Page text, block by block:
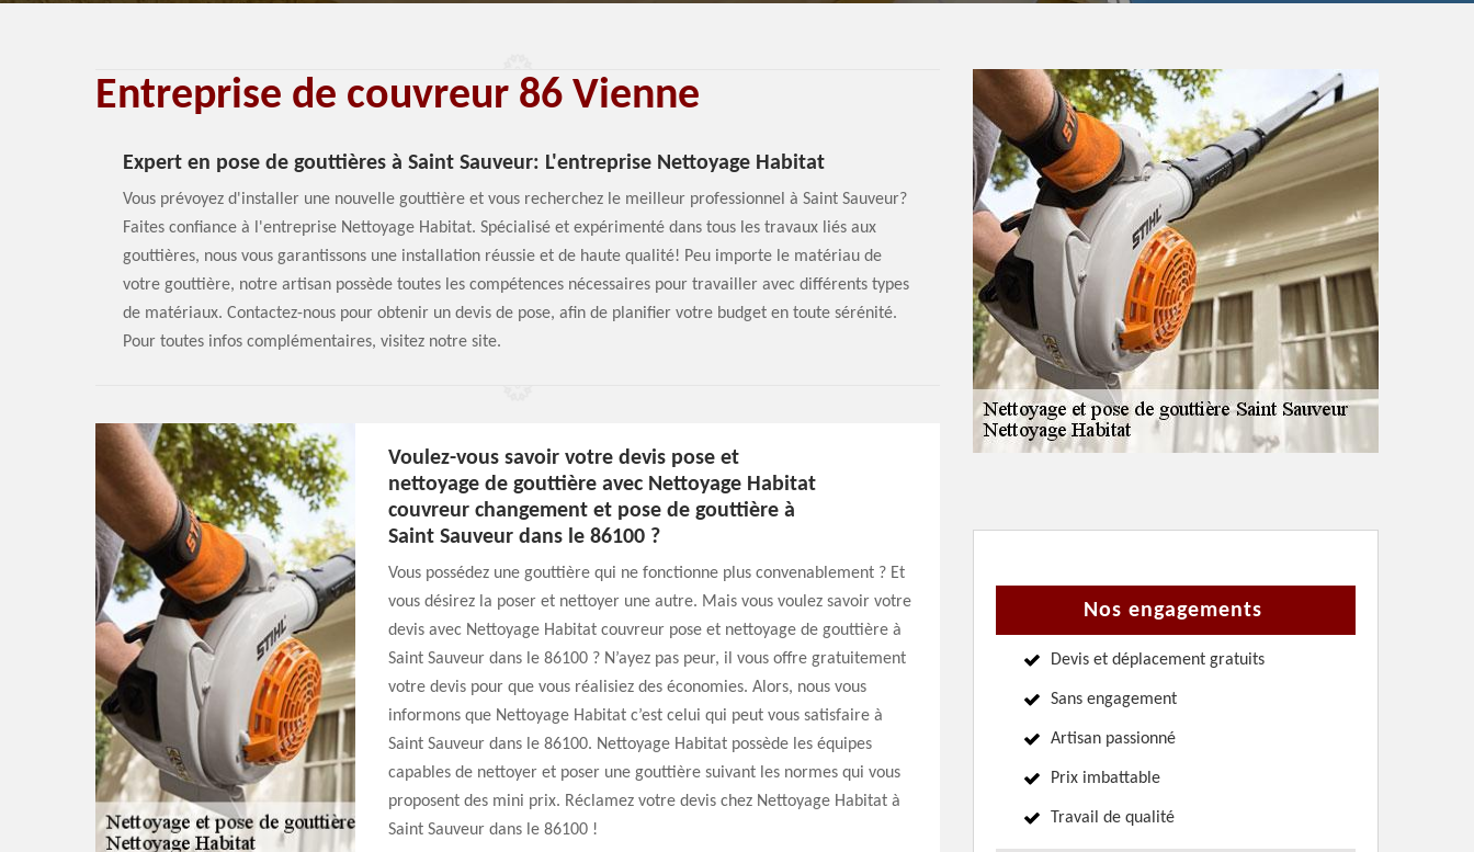
Entreprise de couvreur 86 Vienne
Expert en pose de gouttières à Saint Sauveur: L'entreprise Nettoyage Habitat
Vous prévoyez d'installer une nouvelle gouttière et vous recherchez le meilleur professionnel à Saint Sauveur?
Faites confiance à l'entreprise Nettoyage Habitat. Spécialisé et expérimenté dans tous les travaux liés aux
gouttières, nous vous garantissons une installation réussie et de haute qualité! Peu importe le matériau de
votre gouttière, notre artisan possède toutes les compétences nécessaires pour travailler avec différents types
de matériaux. Contactez-nous pour obtenir un devis de pose, afin de planifier votre budget en toute sérénité.
Pour toutes infos complémentaires, visitez notre site.
Voulez-vous savoir votre devis pose et
nettoyage de gouttière avec Nettoyage Habitat
couvreur changement et pose de gouttière à
Saint Sauveur dans le 86100 ?
Vous possédez une gouttière qui ne fonctionne plus convenablement ? Et
vous désirez la poser et nettoyer une autre. Mais vous voulez savoir votre
devis avec Nettoyage Habitat couvreur pose et nettoyage de gouttière à
Saint Sauveur dans le 86100 ? N’ayez pas peur, il vous offre gratuitement
votre devis pour que vous réalisiez des économies. Alors, nous vous
informons que Nettoyage Habitat c’est celui qui peut vous satisfaire à
Saint Sauveur dans le 86100. Nettoyage Habitat possède les équipes
capables de nettoyer et poser une gouttière suivant les normes qui vous
proposent des mini prix. Réclamez votre devis chez Nettoyage Habitat à
Saint Sauveur dans le 86100 !
Nos engagements
Devis et déplacement gratuits
Sans engagement
Artisan passionné
Prix imbattable
Travail de qualité